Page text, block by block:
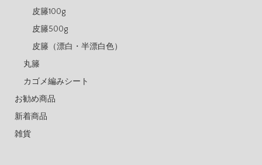
皮籐100g
皮籐500g
皮籐（漂白・半漂白色）
丸籐
カゴメ編みシート
お勧め商品
新着商品
雑貨